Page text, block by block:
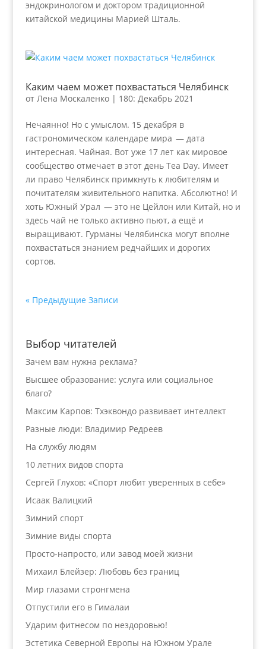
эндокринологом и доктором традиционной
китайской медицины Марией Шталь.
Каким чаем может похвастаться Челябинск
от Лена Москаленко| 180: Декабрь 2021
Нечаянно! Но с умыслом. 15 декабря в
гастрономическом календаре мира — дата
интересная. Чайная. Вот уже 17 лет как мировое
сообщество отмечает в этот день Tea Day. Имеет
ли право Челябинск примкнуть к любителям и
почитателям живительного напитка. Абсолютно! И
хоть Южный Урал — это не Цейлон или Китай, но и
здесь чай не только активно пьют, а ещё и
выращивают. Гурманы Челябинска могут вполне
похвастаться знанием редчайших и дорогих
сортов.
« Предыдущие Записи
Выбор читателей
Зачем вам нужна реклама?
Высшее образование: услуга или социальное
благо?
Максим Карпов: Тхэквондо развивает интеллект
Разные люди: Владимир Редреев
На службу людям
10 летних видов спорта
Сергей Глухов: «Спорт любит уверенных в себе»
Исаак Валицкий
Зимний спорт
Зимние виды спорта
Просто-напросто, или завод моей жизни
Михаил Блейзер: Любовь без границ
Мир глазами стронгмена
Отпустили его в Гималаи
Ударим фитнесом по нездоровью!
Эстетика Северной Европы на Южном Урале